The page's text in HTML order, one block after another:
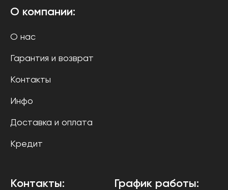
О компании:
О нас
Гарантия и возврат
Контакты
Инфо
Доставка и оплата
Кредит
Контакты: График работы: